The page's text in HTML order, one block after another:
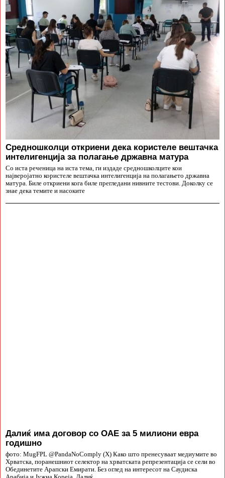
Средношколци откриени дека користеле вештачка
интелигенција за полагање државна матура
Со иста реченица на иста тема, ги издаде средношколците кои
најверојатно користеле вештачка интелигенција на полагањето државна
матура. Биле откриени кога биле прегледани нивните тестови. Доколку се
знае дека темите и насоките
Далиќ има договор со ОАЕ за 5 милиони евра
годишно
фото: MugFPL @PandaNoComply (X) Како што пренесуваат медиумите во
Хрватска, поранешниот селектор на хрватската репрезентација се сели во
Обединетите Арапски Емирати. Без оглед на интересот на Саудиска